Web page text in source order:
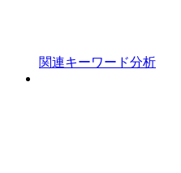
関連キーワード分析